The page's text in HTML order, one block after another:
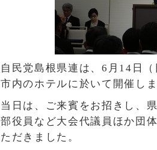
自民党島根県連は、6月14日
市内のホテルに於いて開催しま
当日は、ご来賓をお招きし、
部役員など大会代議員ほか団
ただきました。